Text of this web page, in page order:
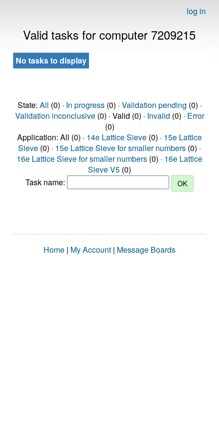
log in
Valid tasks for computer 7209215
No tasks to display
State: All (0) · In progress(0) · Validation pending (0) ·
Validation inconclusive(0) · Valid (0) · Invalid (0) · Error
(0)
Application: All (0) · 14e Lattice Sieve (0) · 15e Lattice
Sieve (0) · 15e Lattice Sieve for smaller numbers (0) ·
16e Lattice Sieve for smaller numbers (0) · 16e Lattice
Sieve V5 (0)
Task name:
Home | My Account | Message Boards